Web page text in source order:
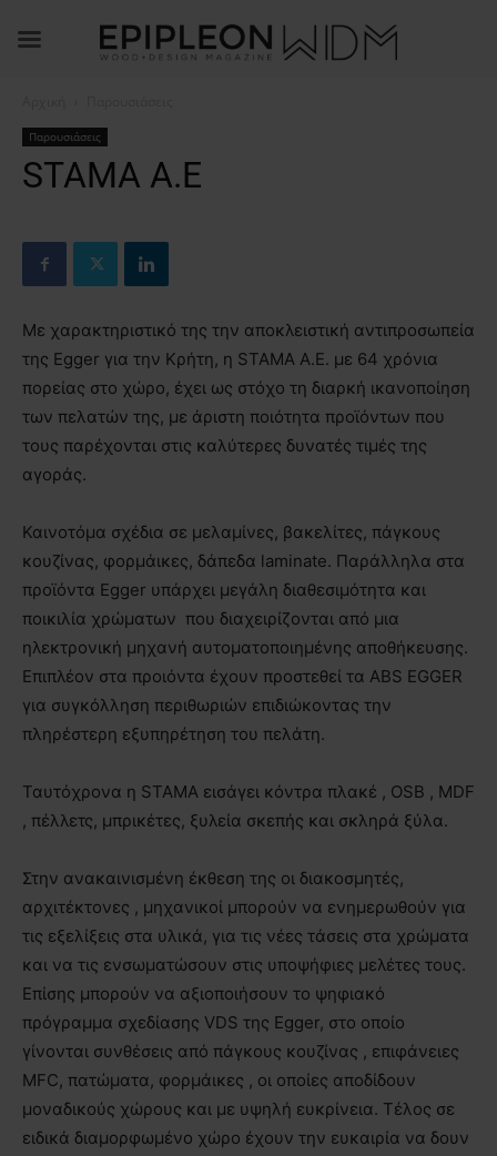
Παρουσιάσεις
STAMA A.E
Με χαρακτηριστικό της την αποκλειστική αντιπροσωπεία
της Egger για την Κρήτη, η STAMA Α.Ε. με 64 χρόνια
πορείας στο χώρο, έχει ως στόχο τη διαρκή ικανοποίηση
των πελατών της, με άριστη ποιότητα προϊόντων που
τους παρέχονται στις καλύτερες δυνατές τιμές της
αγοράς.
Καινοτόμα σχέδια σε μελαμίνες, βακελίτες, πάγκους
κουζίνας, φορμάικες, δάπεδα laminate. Παράλληλα στα
προϊόντα Egger υπάρχει μεγάλη διαθεσιμότητα και
ποικιλία χρώματων που διαχειρίζονται από μια
ηλεκτρονική μηχανή αυτοματοποιημένης αποθήκευσης.
Επιπλέον στα προιόντα έχουν προστεθεί τα ABS ΕGGER
για συγκόλληση περιθωριών επιδιώκοντας την
πληρέστερη εξυπηρέτηση του πελάτη.
Ταυτόχρονα η STAMA εισάγει κόντρα πλακέ , OSB , MDF
, πέλλετς, μπρικέτες, ξυλεία σκεπής και σκληρά ξύλα.
Στην ανακαινισμένη έκθεση της οι διακοσμητές,
αρχιτέκτονες , μηχανικοί μπορούν να ενημερωθούν για
τις εξελίξεις στα υλικά, για τις νέες τάσεις στα χρώματα
και να τις ενσωματώσουν στις υποψήφιες μελέτες τους.
Επίσης μπορούν να αξιοποιήσουν το ψηφιακό
πρόγραμμα σχεδίασης VDS της Egger, στο οποίο
γίνονται συνθέσεις από πάγκους κουζίνας , επιφάνειες
MFC, πατώματα, φορμάικες , οι οποίες αποδίδουν
μοναδικούς χώρους και με υψηλή ευκρίνεια. Τέλος σε
ειδικά διαμορφωμένο χώρο έχουν την ευκαιρία να δουν